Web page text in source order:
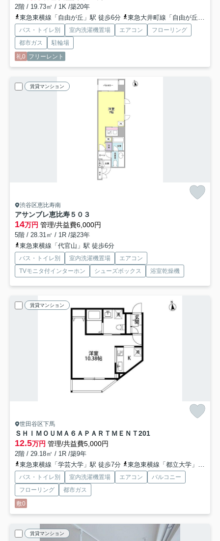
2階 / 19.73㎡ / 1K /築20年
東急東横線「自由が丘」駅 徒歩6分
東急大井町線「自由が丘」駅 徒歩6分
バス・トイレ別 室内洗濯機置場 エアコン
フローリング
都市ガス
駐輪場
礼0 フリーレント
賃貸マンション
渋谷区恵比寿南
アサンブレ恵比寿５０３
14万円 管理/共益費6,000円
5階 / 28.31㎡ / 1R /築23年
東急東横線「代官山」駅 徒歩6分
バス・トイレ別 室内洗濯機置場
エアコン
TVモニタ付インターホン
シューズボックス 浴室乾燥機
賃貸マンション
世田谷区下馬
ＳＨＩＭＯＵＭＡ６ＡＰＡＲＴＭＥＮＴ201
12.5万円 管理/共益費5,000円
2階 / 29.18㎡ / 1R /築9年
東急東横線「学芸大学」駅 徒歩7分
東急東横線「都立大学」駅 徒歩21分
バス・トイレ別 室内洗濯機置場 エアコン
バルコニー
フローリング
都市ガス
敷0
賃貸マンション